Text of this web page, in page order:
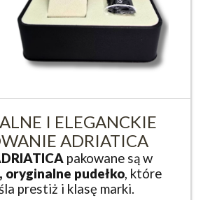
I ELEGANCKIE
ADRIATICA
pakowane są w
oryginalne pudełko, które
prestiż i klasę marki.